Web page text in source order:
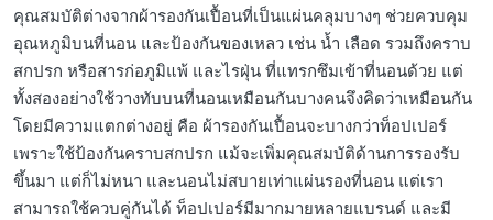
คุณสมบัติต่างจากผ้ารองกันเปื้อนที่เป็นแผ่นคลุมบางๆ ช่วยควบคุม
อุณหภูมิบนที่นอน และป้องกันของเหลว เช่น น้ำ เลือด รวมถึงคราบ
สกปรก หรือสารก่อภูมิแพ้ และไรฝุ่น ที่แทรกซึมเข้าที่นอนด้วย แต่
ทั้งสองอย่างใช้วางทับบนที่นอนเหมือนกันบางคนจึงคิดว่าเหมือนกัน
โดยมีความแตกต่างอยู่ คือ ผ้ารองกันเปื้อนจะบางกว่าท็อปเปอร์
เพราะใช้ป้องกันคราบสกปรก แม้จะเพิ่มคุณสมบัติด้านการรองรับ
ขึ้นมา แต่ก็ไม่หนา และนอนไม่สบายเท่าแผ่นรองที่นอน แต่เรา
สามารถใช้ควบคู่กันได้ ท็อปเปอร์มีมากมายหลายแบรนด์ และมี